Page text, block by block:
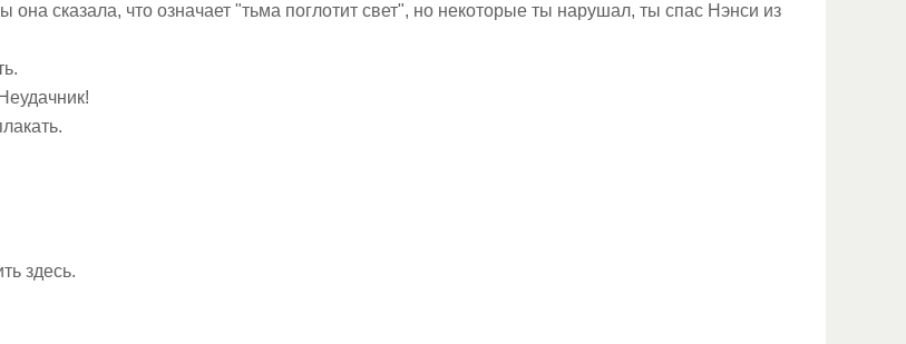
сказала, что означает "тьма поглотит свет", но некоторые ты нарушал, ты спас Нэнси из
здесь.